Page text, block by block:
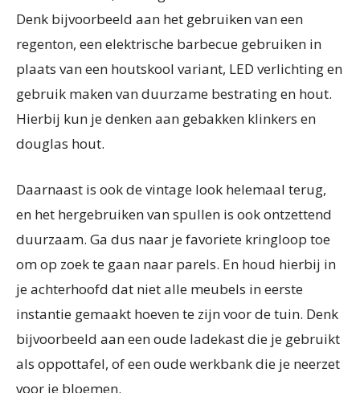
Denk bijvoorbeeld aan het gebruiken van een
regenton, een elektrische barbecue gebruiken in
plaats van een houtskool variant, LED verlichting en
gebruik maken van duurzame bestrating en hout.
Hierbij kun je denken aan gebakken klinkers en
douglas hout.
Daarnaast is ook de vintage look helemaal terug,
en het hergebruiken van spullen is ook ontzettend
duurzaam. Ga dus naar je favoriete kringloop toe
om op zoek te gaan naar parels. En houd hierbij in
je achterhoofd dat niet alle meubels in eerste
instantie gemaakt hoeven te zijn voor de tuin. Denk
bijvoorbeeld aan een oude ladekast die je gebruikt
als oppottafel, of een oude werkbank die je neerzet
voor je bloemen.